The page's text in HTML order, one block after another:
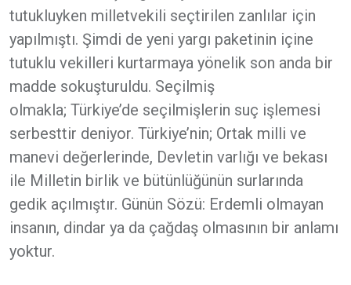
tutukluyken milletvekili seçtirilen zanlılar için
yapılmıştı. Şimdi de yeni yargı paketinin içine
tutuklu vekilleri kurtarmaya yönelik son anda bir
madde sokuşturuldu. Seçilmiş
olmakla; Türkiye’de seçilmişlerin suç işlemesi
serbesttir deniyor. Türkiye’nin; Ortak milli ve
manevi değerlerinde, Devletin varlığı ve bekası
ile Milletin birlik ve bütünlüğünün surlarında
gedik açılmıştır. Günün Sözü: Erdemli olmayan
insanın, dindar ya da çağdaş olmasının bir anlamı
yoktur.